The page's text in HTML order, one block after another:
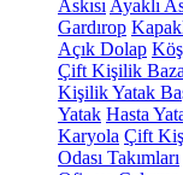
Askısı Ayaklı
Gardırop
Açık Dolap
Çift Kişilik Baza
Kişilik Yatak
Yatak Hasta
Karyola Çift
Odası Takımları